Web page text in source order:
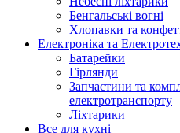
Бенгальські вогні
Хлопавки та
Електроніка та
Батарейки
Гірлянди
Запчастини та
електротранспорту
Ліхтарики
Все для кухні